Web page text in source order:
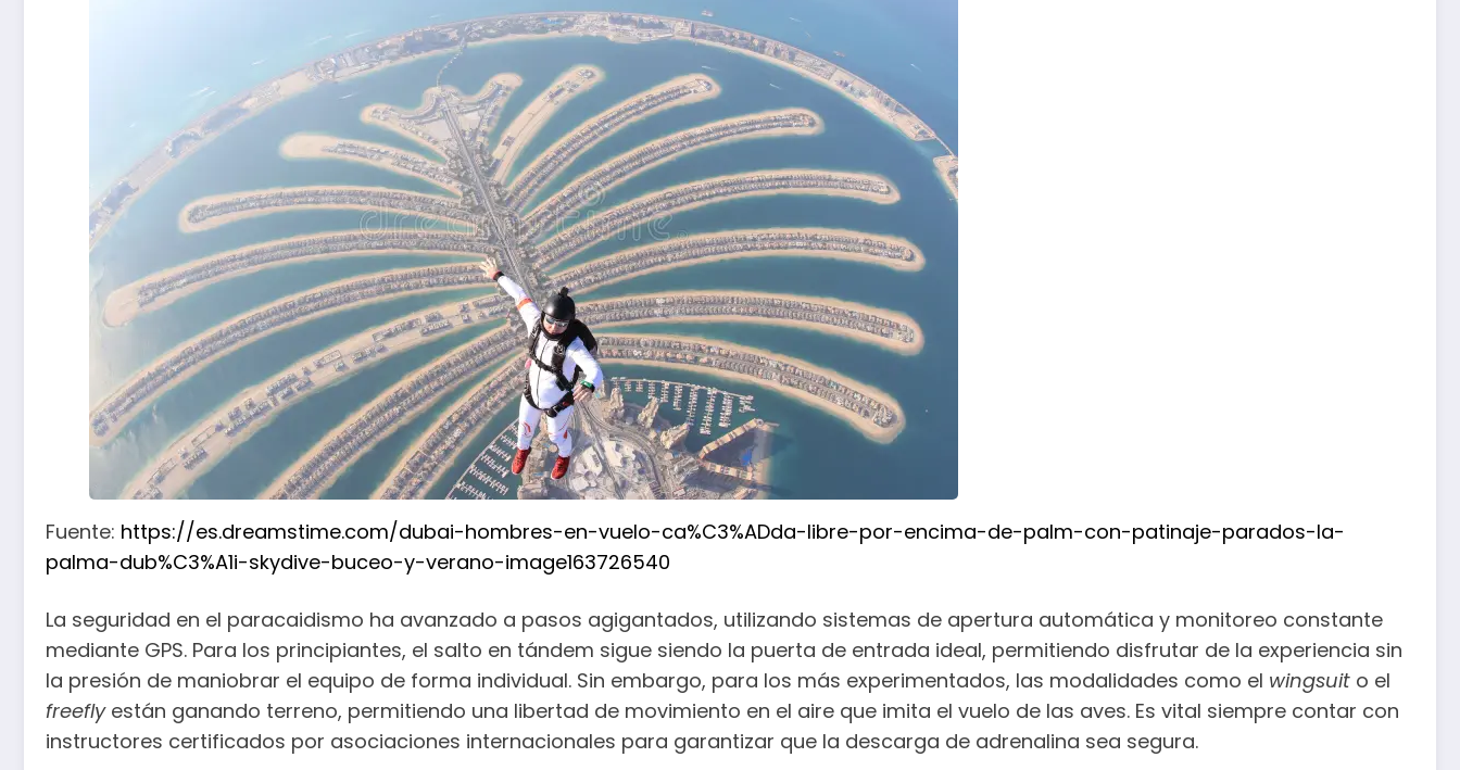
Fuente: https://es.dreamstime.com/dubai-hombres-en-vuelo-ca%C3%ADda-libre-por-encima-de-palm-con-patinaje-parados-la-
palma-dub%C3%A1i-skydive-buceo-y-verano-image163726540
La seguridad en el paracaidismo ha avanzado a pasos agigantados, utilizando sistemas de apertura automática y monitoreo constante
mediante GPS. Para los principiantes, el salto en tándem sigue siendo la puerta de entrada ideal, permitiendo disfrutar de la experiencia sin
la presión de maniobrar el equipo de forma individual. Sin embargo, para los más experimentados, las modalidades como el wingsuit o el
freeflyestán ganando terreno, permitiendo una libertad de movimiento en el aire que imita el vuelo de las aves. Es vital siempre contar con
instructores certificados por asociaciones internacionales para garantizar que la descarga de adrenalina sea segura.